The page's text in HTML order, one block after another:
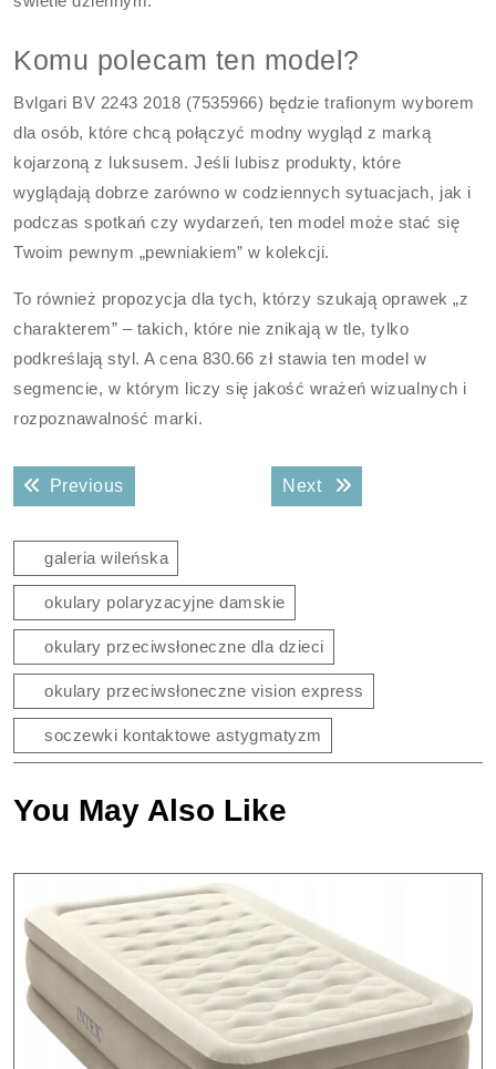
Komu polecam ten model?
Bvlgari BV 2243 2018 (7535966) będzie trafionym wyborem
dla osób, które chcą połączyć modny wygląd z marką
kojarzoną z luksusem. Jeśli lubisz produkty, które
wyglądają dobrze zarówno w codziennych sytuacjach, jak i
podczas spotkań czy wydarzeń, ten model może stać się
Twoim pewnym „pewniakiem” w kolekcji.
To również propozycja dla tych, którzy szukają oprawek „z
charakterem” – takich, które nie znikają w tle, tylko
podkreślają styl. A cena 830.66 zł stawia ten model w
segmencie, w którym liczy się jakość wrażeń wizualnych i
rozpoznawalność marki.
Nawigacja
wpisuPreviousPrevious post: Next Next post:
galeria wileńska
okulary polaryzacyjne damskie
okulary przeciwsłoneczne dla dzieci
okulary przeciwsłoneczne vision express
soczewki kontaktowe astygmatyzm
You May Also Like